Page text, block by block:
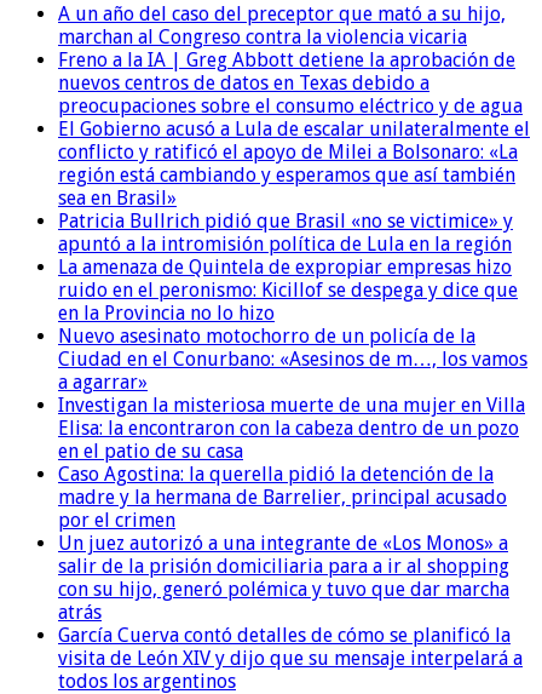
A un año del caso del preceptor que mató a su hijo,
marchan al Congreso contra la violencia vicaria
Freno a la IA | Greg Abbott detiene la aprobación de
nuevos centros de datos en Texas debido a
preocupaciones sobre el consumo eléctrico y de agua
El Gobierno acusó a Lula de escalar unilateralmente el
conflicto y ratificó el apoyo de Milei a Bolsonaro: «La
región está cambiando y esperamos que así también
sea en Brasil»
Patricia Bullrich pidió que Brasil «no se victimice» y
apuntó a la intromisión política de Lula en la región
La amenaza de Quintela de expropiar empresas hizo
ruido en el peronismo: Kicillof se despega y dice que
en la Provincia no lo hizo
Nuevo asesinato motochorro de un policía de la
Ciudad en el Conurbano: «Asesinos de m…, los vamos
a agarrar»
Investigan la misteriosa muerte de una mujer en Villa
Elisa: la encontraron con la cabeza dentro de un pozo
en el patio de su casa
Caso Agostina: la querella pidió la detención de la
madre y la hermana de Barrelier, principal acusado
por el crimen
Un juez autorizó a una integrante de «Los Monos» a
salir de la prisión domiciliaria para a ir al shopping
con su hijo, generó polémica y tuvo que dar marcha
atrás
García Cuerva contó detalles de cómo se planificó la
visita de León XIV y dijo que su mensaje interpelará a
todos los argentinos